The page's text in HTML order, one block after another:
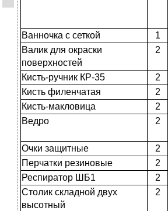
Ванночка с сеткой
1
Валик для окраски
поверхностей
2
Кисть-ручник КР-35 2
Кисть филенчатая
2
Кисть-макловица
2
Ведро
2
Очки защитные
2
Перчатки резиновые
2
Респиратор ШБ1
2
Столик складной двух
высотный
2